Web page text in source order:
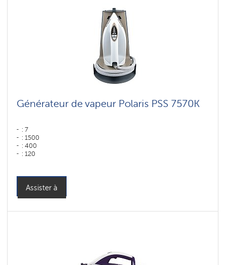
Générateur de vapeur Polaris PSS 7570K
: 7
: 1500
: 400
: 120
Assister à